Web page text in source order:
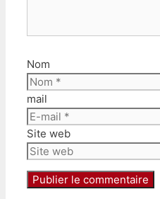
Nom
mail
Site web